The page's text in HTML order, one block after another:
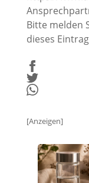
Bitte melden
dieses
[Anzeigen]